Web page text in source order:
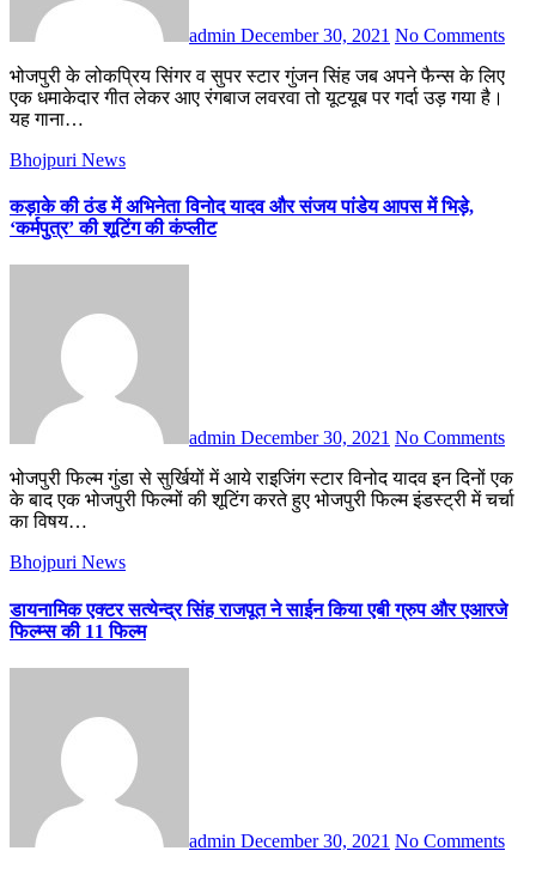
admin December 30, 2021 No Comments
भोजपुरी के लोकप्रिय सिंगर व सुपर स्टार गुंजन सिंह जब अपने फैन्स के लिए
एक धमाकेदार गीत लेकर आए रंगबाज लवरवा तो यूटयूब पर गर्दा उड़ गया है।
यह गाना…
Bhojpuri News
कड़ाके की ठंड में अभिनेता विनोद यादव और संजय पांडेय आपस में भिड़े,
‘कर्मपुत्र’ की शूटिंग की कंप्लीट
admin December 30, 2021 No Comments
भोजपुरी फिल्म गुंडा से सुर्खियों में आये राइजिंग स्टार विनोद यादव इन दिनों एक
के बाद एक भोजपुरी फिल्मों की शूटिंग करते हुए भोजपुरी फिल्म इंडस्ट्री में चर्चा
का विषय…
Bhojpuri News
डायनामिक एक्टर सत्येन्द्र सिंह राजपूत ने साईन किया एबी ग्रुप और एआरजे
फिल्म्स की 11 फिल्म
admin December 30, 2021 No Comments